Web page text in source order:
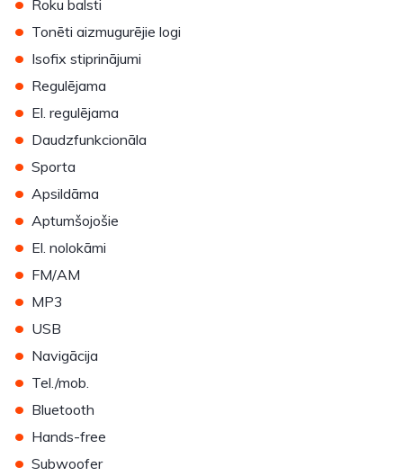
Roku balsti
• Tonēti aizmugurējie logi
• Isofix stiprinājumi
• Regulējama
• El. regulējama
• Daudzfunkcionāla
• Sporta
• Apsildāma
• Aptumšojošie
• El. nolokāmi
• FM/AM
• MP3
• USB
• Navigācija
• Tel./mob.
• Bluetooth
• Hands-free
• Subwoofer